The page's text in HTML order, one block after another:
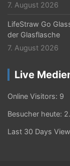
7. August 2026
LifeStraw Go
der Glasflasche
7. August 2026
Live
Online Visitors: 9
Besucher heute:
Last 30 Days